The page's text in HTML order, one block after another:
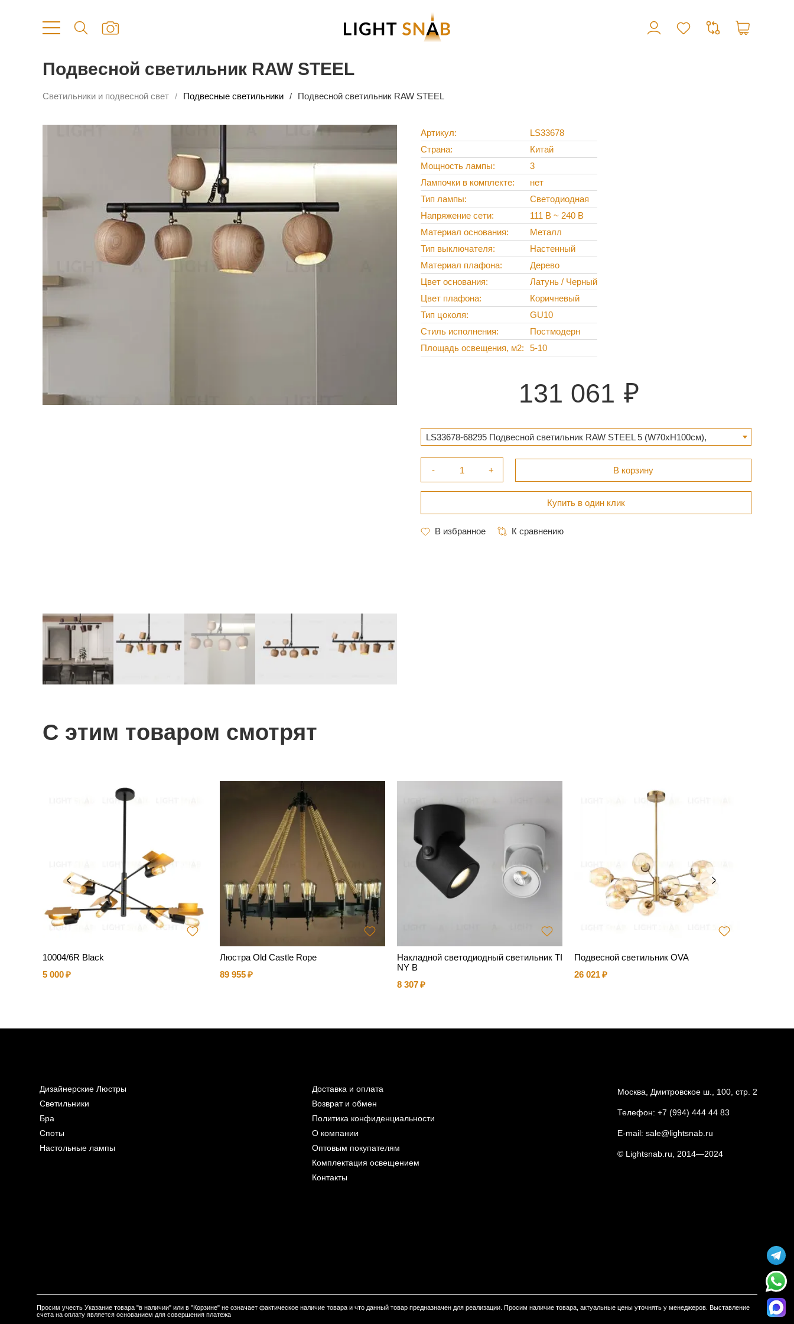
Подвесной светильник RAW STEEL
Светильники и подвесной свет Подвесные светильники Подвесной светильник RAW STEEL
Артикул
LS33678
Страна
Китай
Мощность лампы
3
Лампочки в комплекте
нет
Тип лампы
Светодиодная
Напряжение сети
111 В ~ 240 В
Материал основания
Металл
Тип выключателя
Настенный
Материал плафона
Дерево
Цвет основания
Латунь / Черный
Цвет плафона
Коричневый
Тип цоколя
GU10
Стиль исполнения
Постмодерн
Площадь освещения, м2
5-10
131 061
LS33678-68295 Подвесной светильник RAW STEEL 5 (W70хH100см),
С этим товаром смотрят
10004/6R Black
5 000
Люстра Old Castle Rope
89 955
Накладной светодиодный светильник TI
NY B
8 307
Подвесной светильник OVA
26 021
Дизайнерские Люстры
Светильники
Бра
Споты
Настольные лампы
Доставка и оплата
Возврат и обмен
Политика конфиденциальности
О компании
Оптовым покупателям
Комплектация освещением
Контакты
Москва, Дмитровское ш., 100, стр. 2
Телефон: +7 (994) 444 44 83
E-mail: sale@lightsnab.ru
© Lightsnab.ru, 2014—2024
Просим учесть Указание товара "в наличии" или в "Корзине" не означает фактическое наличие товара и что данный товар предназначен для реализации. Просим наличие товара, актуальные цены уточнять у менеджеров. Выставление
счета на оплату является основанием для совершения платежа